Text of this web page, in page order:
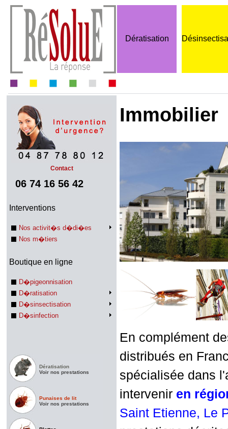
Dératisation
Contact
06 74 16 56 42
Interventions
Nos activit�s d�di�es
Nos m�tiers
Boutique en ligne
D�pigeonnisation
D�ratisation
D�sinsectisation
D�sinfection
Dératisation
Voir nos prestations
Punaises de lit
Voir nos prestations
Immobilier
En complément
distribués en
spécialisée dans
intervenir en
Saint Etienne, Le